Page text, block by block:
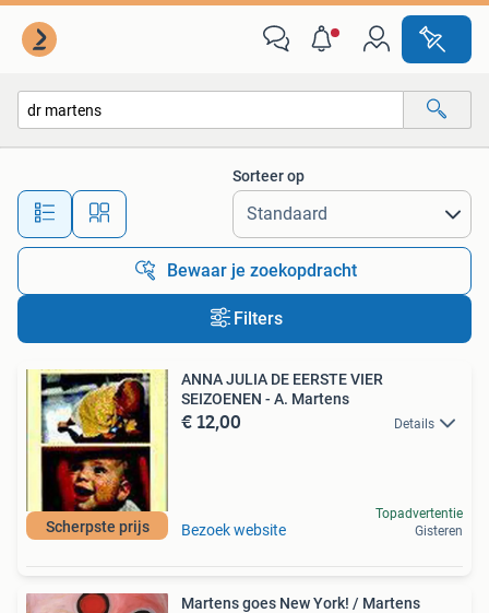
Alle afstanden…
Sorteer op
Bewaar je zoekopdracht
Filters
Scherpste prijs
ANNA JULIA DE EERSTE VIER
SEIZOENEN - A. Martens
€ 12,00 Details
Bezoek website
Topadvertentie
Gisteren
Martens goes New York! / Martens